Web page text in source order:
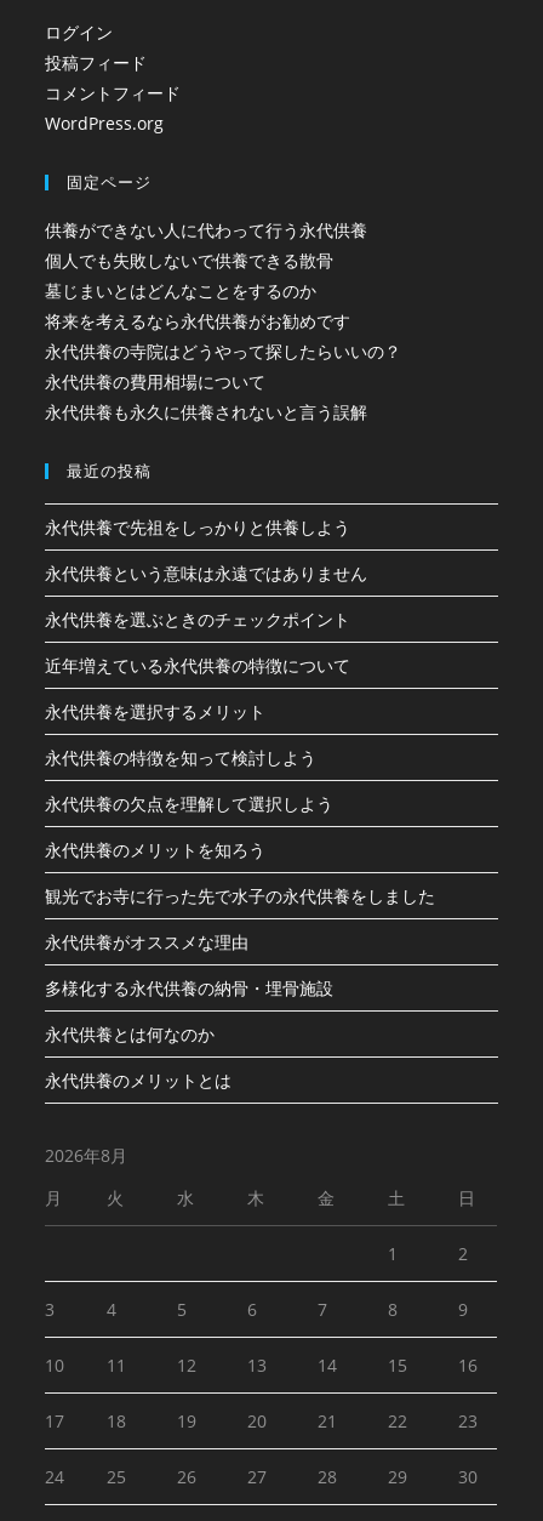
ログイン
投稿フィード
コメントフィード
WordPress.org
固定ページ
供養ができない人に代わって行う永代供養
個人でも失敗しないで供養できる散骨
墓じまいとはどんなことをするのか
将来を考えるなら永代供養がお勧めです
永代供養の寺院はどうやって探したらいいの？
永代供養の費用相場について
永代供養も永久に供養されないと言う誤解
最近の投稿
永代供養で先祖をしっかりと供養しよう
永代供養という意味は永遠ではありません
永代供養を選ぶときのチェックポイント
近年増えている永代供養の特徴について
永代供養を選択するメリット
永代供養の特徴を知って検討しよう
永代供養の欠点を理解して選択しよう
永代供養のメリットを知ろう
観光でお寺に行った先で水子の永代供養をしました
永代供養がオススメな理由
多様化する永代供養の納骨・埋骨施設
永代供養とは何なのか
永代供養のメリットとは
2026年8月
月
火 水 木 金 土 日
1 2
3 4 5 6 7 8 9
10 11 12 13 14 15 16
17 18 19 20 21 22 23
24 25 26 27 28 29 30